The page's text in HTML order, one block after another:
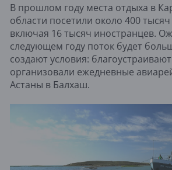
В прошлом году места отдыха в
области посетили около 400 тысяч
включая 16 тысяч иностранцев.
следующем году поток будет
создают условия:
организовали ежедневные
Астаны в Балхаш.